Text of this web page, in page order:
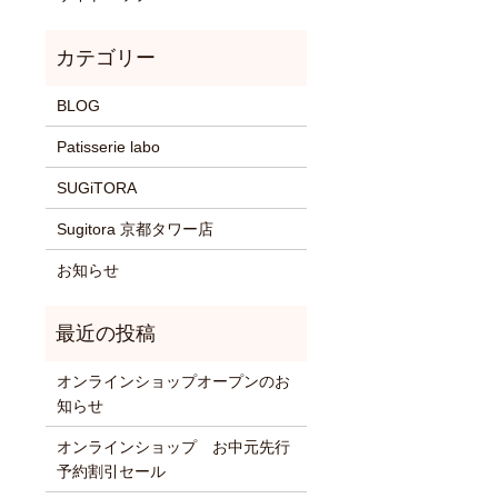
BLOG
Patisserie labo
SUGiTORA
Sugitora 京都タワー店
お知らせ
オンラインショップオープンのお
知らせ
オンラインショップ お中元先行
予約割引セール